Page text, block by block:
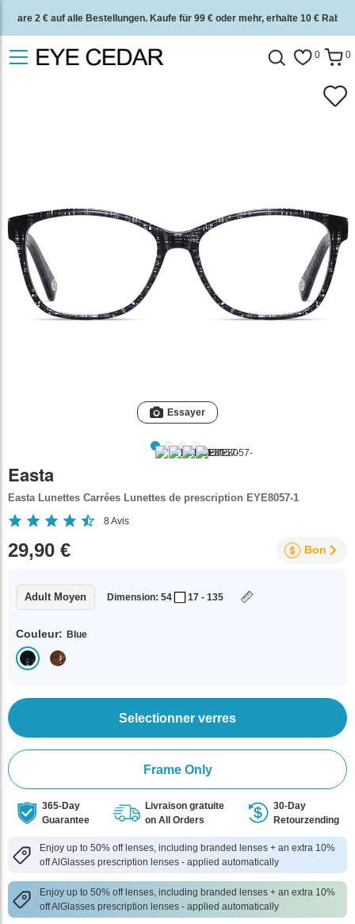
Spare 2 € auf alle Bestellungen. Kaufe für 99 € oder mehr, erhalte 10 € Rabatt.
2 Jahre Qualitätsgarantie und 30 Tage Geld-zurück-Garantie. 0 0
Essayer
Easta
Easta Lunettes Carrées Lunettes de prescription EYE8057-1
8Avis
29,90 € Bon
Adult Moyen Dimension: 54 17 - 135
Couleur: Blue
Selectionner verres
Frame Only
365-Day
Guarantee
Livraison gratuite
on All Orders
30-Day
Retourzending
Enjoy up to 50% off lenses, including branded lenses + an extra 10%
off AlGlasses prescription lenses - applied automatically
Enjoy up to 50% off lenses, including branded lenses + an extra 10%
off AlGlasses prescription lenses - applied automatically